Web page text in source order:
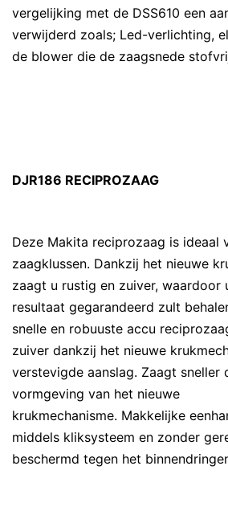
vergelijking met de DSS610 een
verwijderd zoals; Led-verlichting,
de blower die de zaagsnede
DJR186 RECIPROZAAG
Deze Makita reciprozaag is ideaal
zaagklussen. Dankzij het nieuwe
zaagt u rustig en zuiver, waardoor
resultaat gegarandeerd zult
snelle en robuuste accu
zuiver dankzij het nieuwe
verstevigde aanslag. Zaagt sneller
vormgeving van het nieuwe
krukmechanisme. Makkelijke
middels kliksysteem en zonder
beschermd tegen het